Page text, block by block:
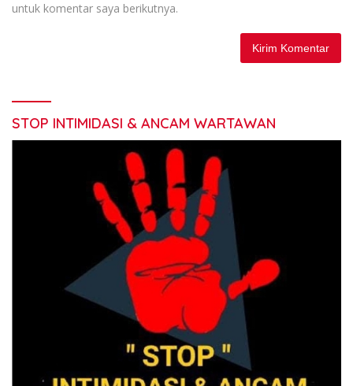
untuk komentar saya berikutnya.
STOP INTIMIDASI & ANCAM WARTAWAN